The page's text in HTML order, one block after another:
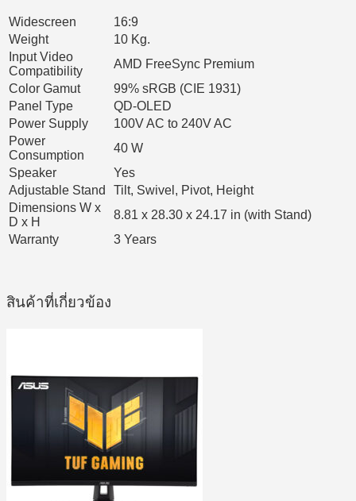
Widescreen
16:9
Weight
10 Kg.
Input Video
Compatibility
AMD FreeSync Premium
Color Gamut
99% sRGB (CIE 1931)
Panel Type
QD-OLED
Power Supply
100V AC to 240V AC
Power
Consumption
40 W
Speaker
Yes
Adjustable Stand
Tilt, Swivel, Pivot, Height
Dimensions W x
D x H
8.81 x 28.30 x 24.17 in (with Stand)
Warranty
3 Years
สินค้าที่เกี่ยวข้อง